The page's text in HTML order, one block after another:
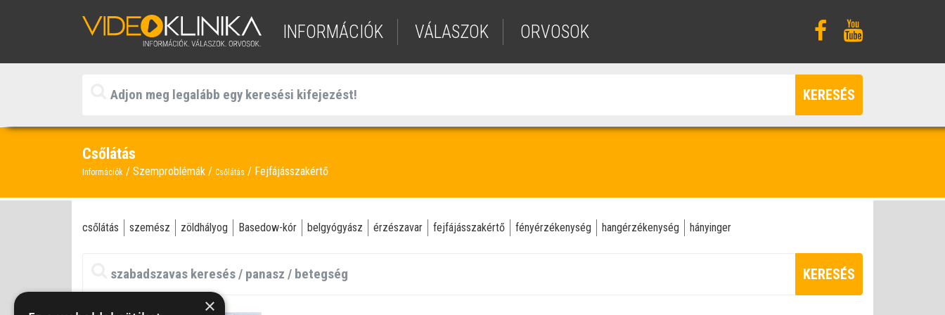
INFORMÁCIÓK VÁLASZOK ORVOSOK
KERESÉS
Csőlátás
Információk Szemproblémák Csőlátás Fejfájásszakértő
csőlátás szemész zöldhályog Basedow-kór belgyógyász érzészavar fejfájásszakértő fényérzékenység hangérzékenység hányinger
KERESÉS
×